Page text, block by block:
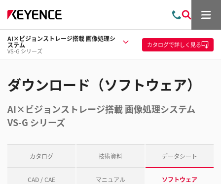
問
い
合
索
メ
ー
AI×ビジョンストレージ搭載 画像処理シ
ステム
VS-G シリーズ
カタログで詳しく見る
ダウンロード（ソフトウェア）
AI×ビジョンストレージ搭載 画像処理システム
VS-G シリーズ
カタログ 技術資料 データシート
CAD / CAE マニュアル ソフトウェア